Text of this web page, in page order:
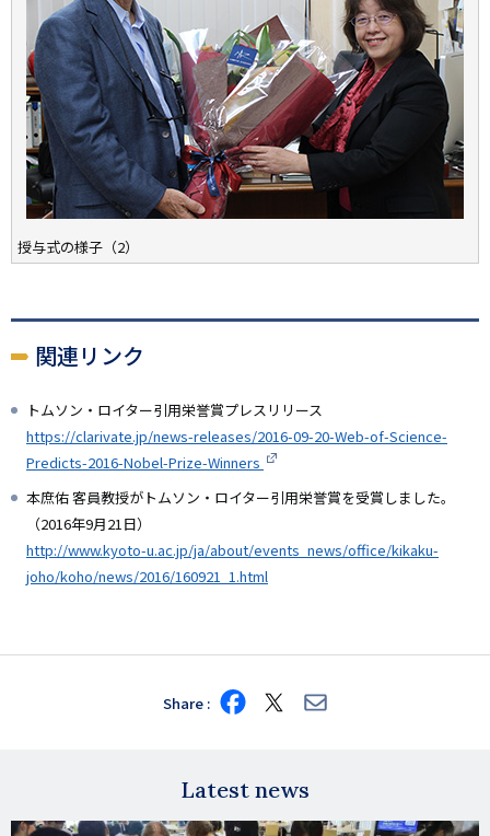
授与式の様子（2）
関連リンク
トムソン・ロイター引用栄誉賞プレスリリース
https://clarivate.jp/news-releases/2016-09-20-Web-of-Science-
Predicts-2016-Nobel-Prize-Winners
本庶佑 客員教授がトムソン・ロイター引用栄誉賞を受賞しました。
（2016年9月21日）
http://www.kyoto-u.ac.jp/ja/about/events_news/office/kikaku-
joho/koho/news/2016/160921_1.html
Share Share
on
Share
on
Share
via
Latest news